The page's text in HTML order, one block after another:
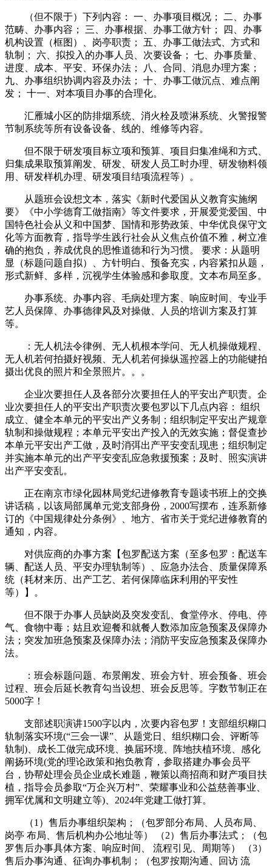
（但不限于）下列内容： 一、办事项目概况； 二、办事
范畴、办事内容； 三、办事根据、办事工做方针； 四、办事
机构设置（框图）、岗亭职责； 五、办事工做法式、方式和
轨制； 六、拟投入的办事人员、次要设备； 七、办事质量、
进度、成本、平安、环保办法； 八、合同、消息办理方案；
九、办事组织协调内容及办法； 十、办事工做沉点、难点阐
发； 十一、对本项目办事的合理化。
汇雁城小区的防排烟系统、消火栓及喷淋系统、火警报警
节制系统等所有设备设备、线的、维修等内容。
但不限于研发项目标立项和预算、项目归集准绳和方式、
归集成果取预算阐发、研发、研发人员工时办理、研发物料领
用、研发样机办理、研发项目结项流程等）。
从题班会设想文本，落实《新时代爱国从义教育实施纲
要》《中小学德育工做指南》等文件要求，开展爱党爱国、中
国特色社会从义和中国梦、国情和形势政策、中华优良保守文
化等方面教育，指导学生践行社会从义焦点价值不雅，树立准
确的抱负，养成优良的思惟道德和行为习惯。 要求：从题明
显（标题问题自拟）、方针明白、预备充实，内容紧扣从题，
形式新鲜、多样，沉视学生体验感和参取度。文本布局至多。
办事系统、办事内容、毛病处理方案、响应时间、专业手
艺人员保障、办事德律风及对操做、人员的培训方案及打算
等。
：无人机法令律例、无人机根本学问、无人机操做规程、
无人机若何拍摄好视频、无人机若何操纵遥控器上的功能键拍
摄出优良的照片和全景照片。。。
企业次要担任人及各部分次要担任人的平安出产职责。企
业次要担任人的平安出产职责次要包罗以下几点内容： 组织
成立、健全本单元的平安出产义务制；组织制定平安出产规章
轨制和操做规程；本单元平安出产投入的无效实施；督促查抄
本单元平安出产工做，及时消弭出产平安变乱现患；组织制定
并实施本单元的出产平安变乱应急救援预案；及时、照实演讲
出产平安变乱。
正在南京市绿化园林局党纪进修教育专题读书班上的交换
讲话稿，以该局部属单元党支部身份，2000写摆布，连系新修
订的《中国规律处分条例》、地方、省市关于党纪进修教育的
通知，内容。
对供应商的办事方案【包罗配送方案（至多包罗：配送车
辆、配送人员、平安办理轨制等）、应急办法合、质量保障系
统（耗材来历、出产工艺、若何保障临床利用的平安性
等）】。
但不限于办事人员缺岗及突发变乱、食堂停水、停电、停
气、食物中毒；姑且欢迎餐和就餐人数添加应急预案及保障办
法；突发加班急预案及保障办法；消防平安应急预案及保障办
法。
：班会标题问题、布景阐发、班会方针、班会预备、班会
过程、班会后延长教育勾当设想、班会反思等。字数节制正在
5000字！
支部述职演讲1500字以内，次要内容包罗！支部组织糊口
轨制落实环境(“三会一课”、从题党日、组织糊口会、评断等
轨制)、成长工做完成环境、换届环境、阵地扶植环境、感化
阐扬环境(党的理论政策和抱负教育，参取搭建办事会员平
台，协帮处理会员企业成长难题，鞭策以商招商和财产项目扶
植，指导会员参取“万企兴万村”、荣耀事业和公益慈善事业、
拥军优属和文明建立等)、2024年党建工做打算。
（1）售后办事组织架构；（包罗部分布局、人员布局、
岗亭 布局、售后机构办公地址等） （2）售后办事法式；（包
罗售后办事具体方案、响应时间、 流程引见、周期等） （3）
售后办事沟通、征询办事机制；（包罗按期沟通、回访 流